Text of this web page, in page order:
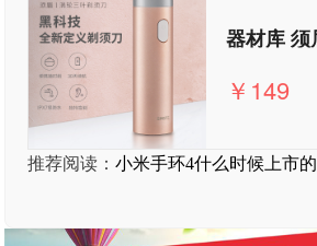
￥149
推荐阅读：小米手环4什么时候上市的